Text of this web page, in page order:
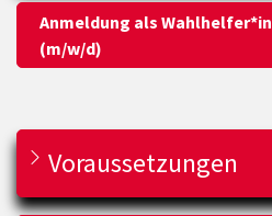
Anmeldung als Wahlhelfer*in
(m/w/d)
Voraussetzungen